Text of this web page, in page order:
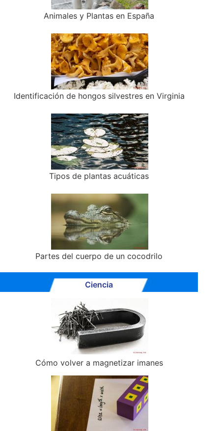
Animales y Plantas en España
Identificación de hongos silvestres en Virginia
Tipos de plantas acuáticas
Partes del cuerpo de un cocodrilo
Ciencia
Cómo volver a magnetizar imanes